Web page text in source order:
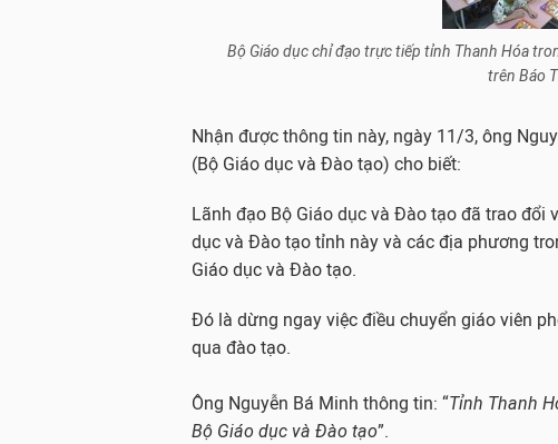
Bộ Giáo dục chỉ đạo trực tiếp tỉnh Thanh Hóa
trên Báo
Nhận được thông tin này, ngày 11/3, ông
(Bộ Giáo dục và Đào tạo) cho biết:
Lãnh đạo Bộ Giáo dục và Đào tạo đã trao đổi
dục và Đào tạo tỉnh này và các địa phương
Giáo dục và Đào tạo.
Đó là dừng ngay việc điều chuyển giáo viên
qua đào tạo.
Ông Nguyễn Bá Minh thông tin: “Tỉnh Thanh
Bộ Giáo dục và Đào tạo”.